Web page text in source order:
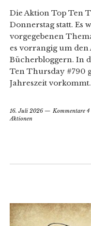
Die Aktion Top Ten
Donnerstag statt. Es
vorgegebenen
es vorrangig um den
Bücherbloggern. In
Ten Thursday #790
Jahreszeit vorkommt.
16. Juli 2026
Kommentare 4
Aktionen